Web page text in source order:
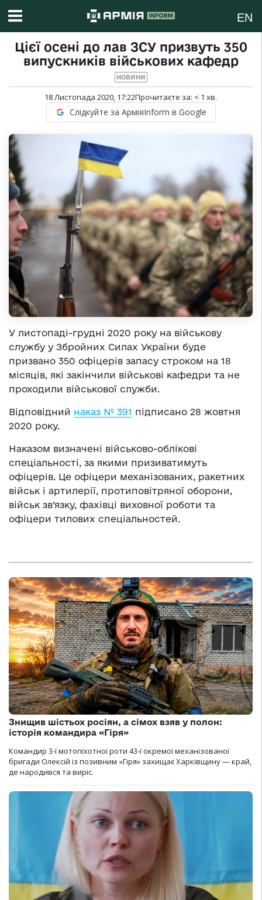
EN
Цієї осені до лав ЗСУ призвуть 350
випускників військових кафедр
НОВИНИ
18 Листопада 2020, 17:22Прочитаєте за: < 1 хв.
Слідкуйте за АрміяInform в Google
У листопаді-грудні 2020 року на військову
службу у Збройних Силах України буде
призвано 350 офіцерів запасу строком на 18
місяців, які закінчили військові кафедри та не
проходили військової служби.
Відповідний наказ № 391 підписано 28 жовтня
2020 року.
Наказом визначені військово-облікові
спеціальності, за якими призиватимуть
офіцерів. Це офіцери механізованих, ракетних
військ і артилерії, протиповітряної оборони,
військ зв’язку, фахівці виховної роботи та
офіцери тилових спеціальностей.
Знищив шістьох росіян, а сімох взяв у полон:
історія командира «Гіря»
Командир 3-ї мотопіхотної роти 43-ї окремої механізованої
бригади Олексій із позивним «Гіря» захищає Харківщину — край,
де народився та виріс.